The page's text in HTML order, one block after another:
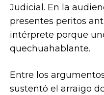
Judicial. En la
presentes peritos
intérprete porque
quechuahablante.
Entre los
sustentó el arraigo